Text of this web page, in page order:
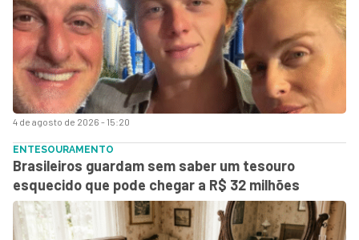
4 de agosto de 2026 - 15:20
ENTESOURAMENTO
Brasileiros guardam sem saber um tesouro
esquecido que pode chegar a R$ 32 milhões